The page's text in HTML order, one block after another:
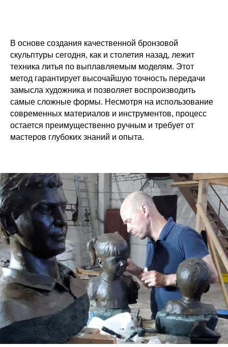
В основе создания качественной бронзовой
скульптуры сегодня, как и столетия назад, лежит
техника литья по выплавляемым моделям. Этот
метод гарантирует высочайшую точность передачи
замысла художника и позволяет воспроизводить
самые сложные формы. Несмотря на использование
современных материалов и инструментов, процесс
остается преимущественно ручным и требует от
мастеров глубоких знаний и опыта.